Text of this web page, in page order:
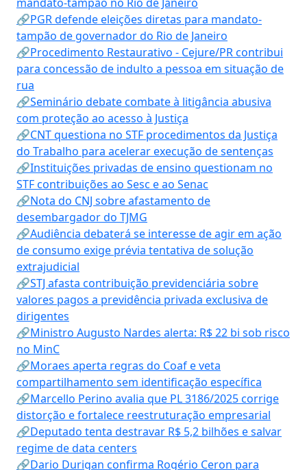
🔗PGR defende eleições diretas para mandato-
tampão de governador do Rio de Janeiro
🔗Procedimento Restaurativo - Cejure/PR contribui
para concessão de indulto a pessoa em situação de
rua
🔗Seminário debate combate à litigância abusiva
com proteção ao acesso à Justiça
🔗CNT questiona no STF procedimentos da Justiça
do Trabalho para acelerar execução de sentenças
🔗Instituições privadas de ensino questionam no
STF contribuições ao Sesc e ao Senac
🔗Nota do CNJ sobre afastamento de
desembargador do TJMG
🔗Audiência debaterá se interesse de agir em ação
de consumo exige prévia tentativa de solução
extrajudicial
🔗STJ afasta contribuição previdenciária sobre
valores pagos a previdência privada exclusiva de
dirigentes
🔗Ministro Augusto Nardes alerta: R$ 22 bi sob risco
no MinC
🔗Moraes aperta regras do Coaf e veta
compartilhamento sem identificação específica
🔗Marcello Perino avalia que PL 3186/2025 corrige
distorção e fortalece reestruturação empresarial
🔗Deputado tenta destravar R$ 5,2 bilhões e salvar
regime de data centers
🔗Dario Durigan confirma Rogério Ceron para